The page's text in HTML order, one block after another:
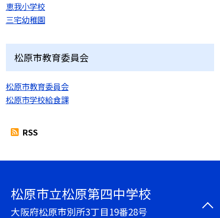
恵我小学校
三宅幼稚園
松原市教育委員会
松原市教育委員会
松原市学校給食課
RSS
松原市立松原第四中学校
大阪府松原市別所3丁目19番28号